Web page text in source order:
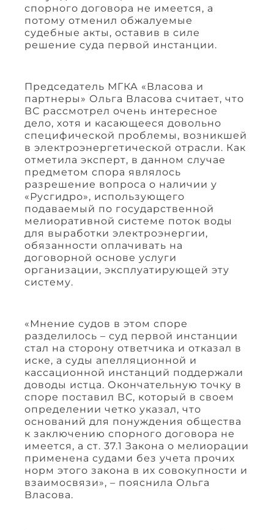
спорного договора не имеется, а
потому отменил обжалуемые
судебные акты, оставив в силе
решение суда первой инстанции.
Председатель МГКА «Власова и
партнеры» Ольга Власова считает, что
ВС рассмотрел очень интересное
дело, хотя и касающееся довольно
специфической проблемы, возникшей
в электроэнергетической отрасли. Как
отметила эксперт, в данном случае
предметом спора являлось
разрешение вопроса о наличии у
«Русгидро», использующего
подаваемый по государственной
мелиоративной системе поток воды
для выработки электроэнергии,
обязанности оплачивать на
договорной основе услуги
организации, эксплуатирующей эту
систему.
«Мнение судов в этом споре
разделилось – суд первой инстанции
стал на сторону ответчика и отказал в
иске, а суды апелляционной и
кассационной инстанций поддержали
доводы истца. Окончательную точку в
споре поставил ВС, который в своем
определении четко указал, что
оснований для понуждения общества
к заключению спорного договора не
имеется, а ст. 37.1 Закона о мелиорации
применена судами без учета прочих
норм этого закона в их совокупности и
взаимосвязи», – пояснила Ольга
Власова.